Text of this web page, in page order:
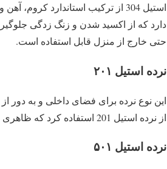
استیل 304 از ترکیب استاندارد
دارد که از اکسید شدن و زنگ زدگی
حتی خارج از منزل قابل استفاده است.
نرده استیل ۲۰۱
این نوع نرده برای فضای داخلی و به دور
از نرده استیل 201 استفاده کرد که ظاهری مدرن و مدرن دارد و قیمت مناسب تری نیز دارد.
نرده استیل ۵۰۱